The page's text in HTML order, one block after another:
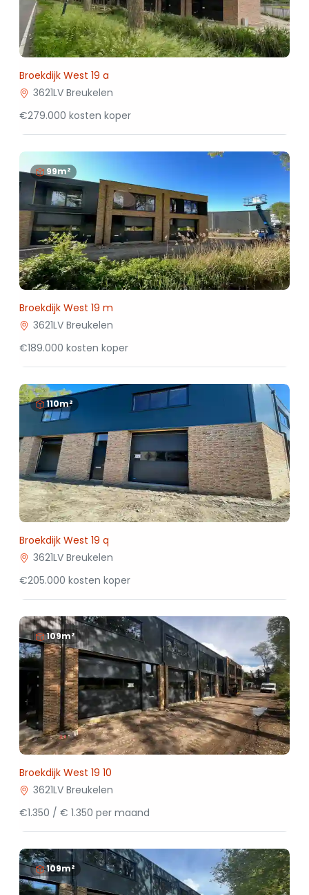
Broekdijk West 19 a
3621LV Breukelen
€279.000 kosten koper
99m²
Broekdijk West 19 m
3621LV Breukelen
€189.000 kosten koper
110m²
Broekdijk West 19 q
3621LV Breukelen
€205.000 kosten koper
109m²
Broekdijk West 19 10
3621LV Breukelen
€1.350 / € 1.350 per maand
109m²